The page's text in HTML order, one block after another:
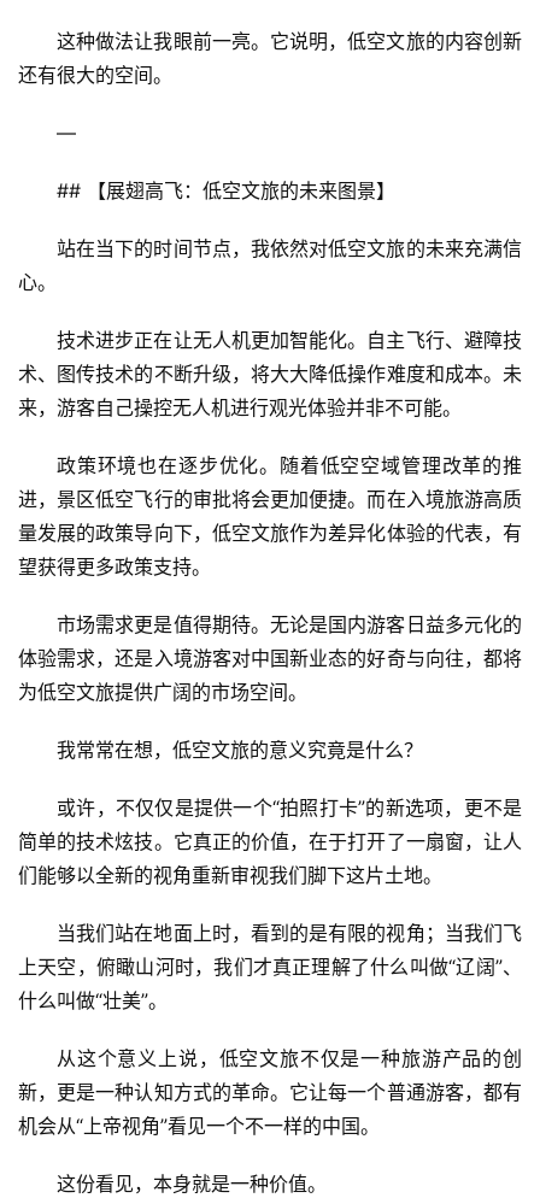
这种做法让我眼前一亮。它说明，低空文旅的内容创新
还有很大的空间。
—
## 【展翅高飞：低空文旅的未来图景】
站在当下的时间节点，我依然对低空文旅的未来充满信
心。
技术进步正在让无人机更加智能化。自主飞行、避障技
术、图传技术的不断升级，将大大降低操作难度和成本。未
来，游客自己操控无人机进行观光体验并非不可能。
政策环境也在逐步优化。随着低空空域管理改革的推
进，景区低空飞行的审批将会更加便捷。而在入境旅游高质
量发展的政策导向下，低空文旅作为差异化体验的代表，有
望获得更多政策支持。
市场需求更是值得期待。无论是国内游客日益多元化的
体验需求，还是入境游客对中国新业态的好奇与向往，都将
为低空文旅提供广阔的市场空间。
我常常在想，低空文旅的意义究竟是什么？
或许，不仅仅是提供一个“拍照打卡”的新选项，更不是
简单的技术炫技。它真正的价值，在于打开了一扇窗，让人
们能够以全新的视角重新审视我们脚下这片土地。
当我们站在地面上时，看到的是有限的视角；当我们飞
上天空，俯瞰山河时，我们才真正理解了什么叫做“辽阔”、
什么叫做“壮美”。
从这个意义上说，低空文旅不仅是一种旅游产品的创
新，更是一种认知方式的革命。它让每一个普通游客，都有
机会从“上帝视角”看见一个不一样的中国。
这份看见，本身就是一种价值。